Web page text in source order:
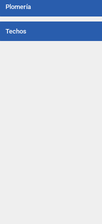
Plomería
Techos